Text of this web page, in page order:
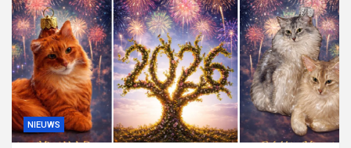
NIEUWS